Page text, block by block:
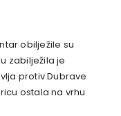
obilježile su
zabilježila je
protiv Dubrave
ostala na vrhu